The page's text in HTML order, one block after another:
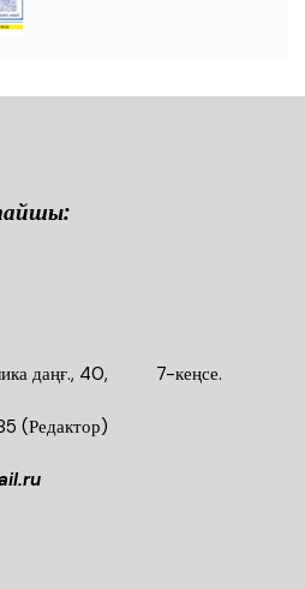
даңғ., 40, 7-кеңсе.
(Редактор)